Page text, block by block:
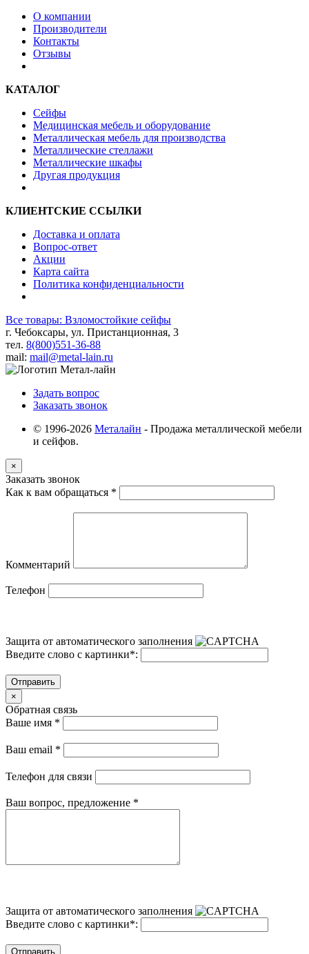
О компании
Производители
Контакты
Отзывы
КАТАЛОГ
Сейфы
Медицинская мебель и оборудование
Металлическая мебель для производства
Металлические стеллажи
Металлические шкафы
Другая продукция
КЛИЕНТСКИЕ ССЫЛКИ
Доставка и оплата
Вопрос-ответ
Акции
Карта сайта
Политика конфиденциальности
Все товары: Взломостойкие сейфы
г. Чебоксары, ул. Пристанционная, 3
тел. 8(800)551-36-88
mail: mail@metal-lain.ru
Задать вопрос
Заказать звонок
© 1996-2026 Металайн - Продажа металлической мебели
и сейфов.
×
Заказать звонок
Как к вам обращаться *
Комментарий
Телефон
Защита от автоматического заполнения
Введите слово с картинки*:
Отправить
×
Обратная связь
Ваше имя *
Ваш email *
Телефон для связи
Ваш вопрос, предложение *
Защита от автоматического заполнения
Введите слово с картинки*:
Отправить